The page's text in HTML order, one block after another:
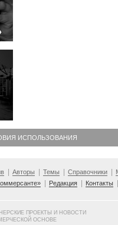
ИСПОЛЬЗОВАНИЯ
Авторы Темы Справочники
Редакция Контакты
ПРОЕКТЫ И НОВОСТИ
ОСНОВЕ